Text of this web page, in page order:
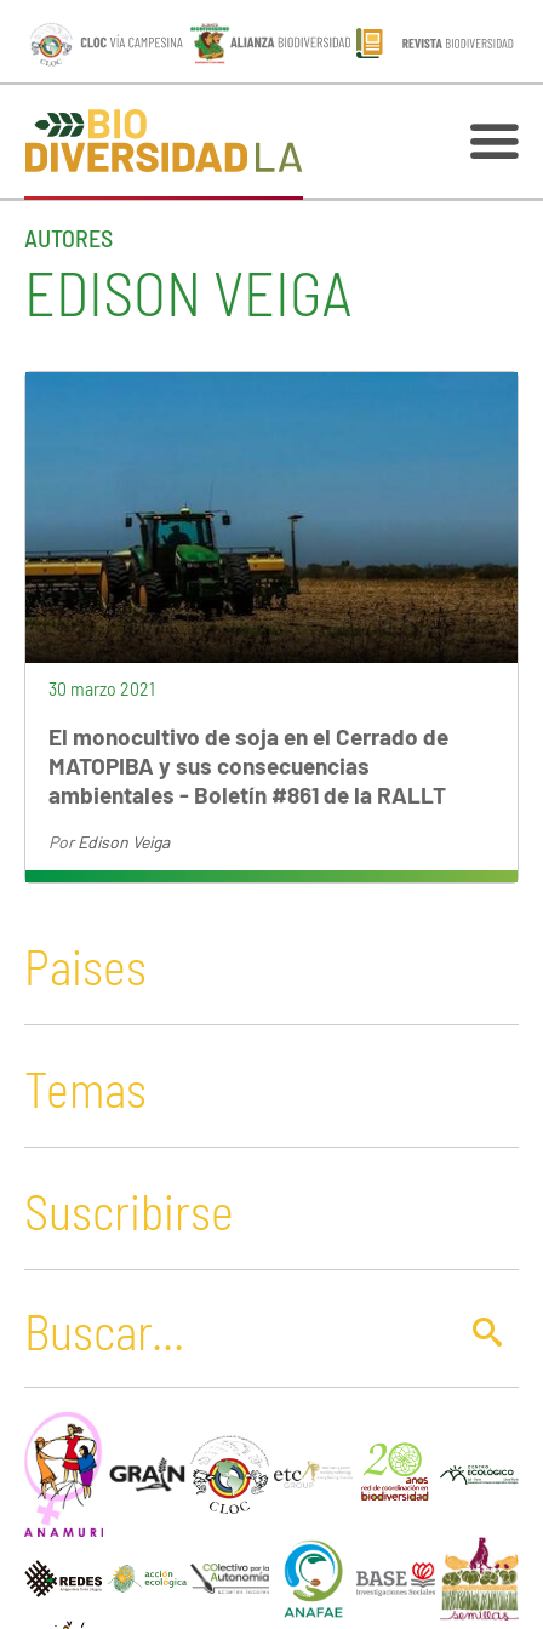
AUTORES
EDISON VEIGA
30 marzo 2021
El monocultivo de soja en el Cerrado de
MATOPIBA y sus consecuencias
ambientales - Boletín #861 de la RALLT
PorEdison Veiga
Paises
Temas
Suscribirse